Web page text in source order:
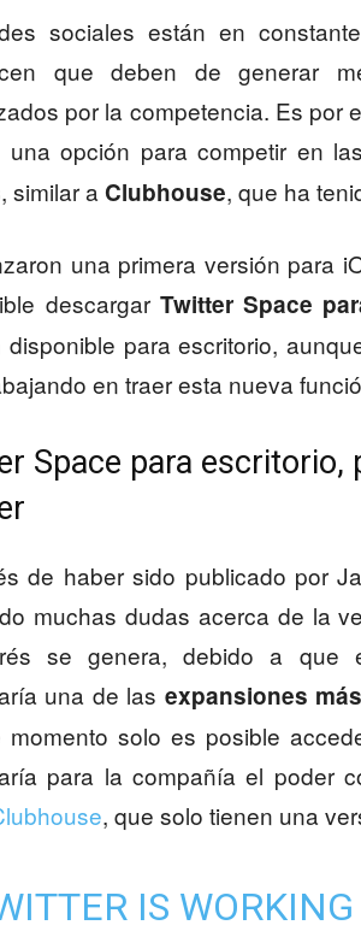
sociales están en
que deben de generar
por la competencia. Es por
opción para competir en las
, similar a Clubhouse, que ha
una primera versión para
descargar Twitter Space
disponible para escritorio,
en traer esta nueva
Space para escritorio,
de haber sido publicado por
muchas dudas acerca de la
se genera, debido a que
una de las expansiones
solo es posible
para la compañía el poder
, que solo tienen una
IS